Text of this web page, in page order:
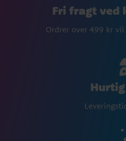
Fri fragt ved
Ordrer over 499 kr